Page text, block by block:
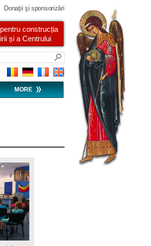
Donaţii şi sponsorizări
construcția
și a Centrului
MORE